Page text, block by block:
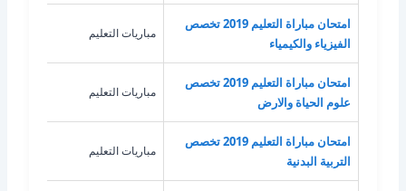
امتحان مباراة التعليم 2019 تخصص
الفيزياء والكيمياء
مباريات التعليم
امتحان مباراة التعليم 2019 تخصص
علوم الحياة والارض
مباريات التعليم
امتحان مباراة التعليم 2019 تخصص
التربية البدنية
مباريات التعليم